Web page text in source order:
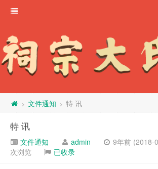
> 文件通知 > 特 讯
特 讯
文件通知 admin 9年前 (2018-
次浏览
已收录